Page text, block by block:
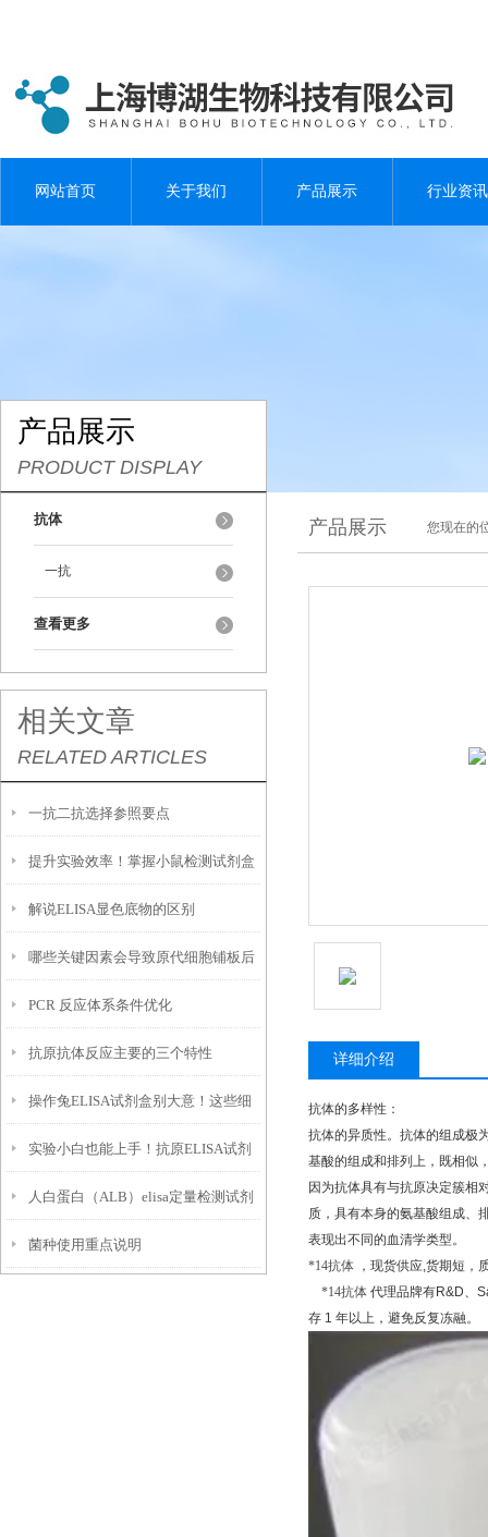
网站首页 关于我们 产品展示 行业资讯
产品展示
PRODUCT DISPLAY
抗体
一抗
查看更多
相关文章
RELATED ARTICLES
一抗二抗选择参照要点
提升实验效率！掌握小鼠检测试剂盒
的使用技巧
解说ELISA显色底物的区别
哪些关键因素会导致原代细胞铺板后
贴壁效率低下，大量细胞悬浮无法黏
附
PCR 反应体系条件优化
抗原抗体反应主要的三个特性
操作兔ELISA试剂盒别大意！这些细
节一定要盯紧
实验小白也能上手！抗原ELISA试剂
盒使用全攻略
人白蛋白（ALB）elisa定量检测试剂
盒特点以及技术原理
菌种使用重点说明
产品展示 您现在的
详细介绍
抗体的多样性：
抗体的异质性。抗体的组成极
基酸的组成和排列上，既相似
因为抗体具有与抗原决定簇相
质，具有本身的氨基酸组成、
表现出不同的血清学类型。
*14抗体 ，现货供应,货期短，
*14抗体 代理品牌有R&D、
存 1 年以上，避免反复冻融。